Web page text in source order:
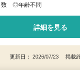
数 ◎年齢不問
詳細を見る
更新日： 2026/07/23 掲載